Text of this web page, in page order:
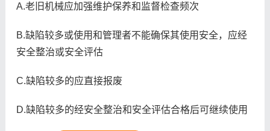
A.老旧机械应加强维护保养和监督检查频次
B.缺陷较多或使用和管理者不能确保其使用安全，应经
安全整治或安全评估
C.缺陷较多的应直接报废
D.缺陷较多的经安全整治和安全评估合格后可继续使用